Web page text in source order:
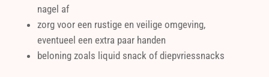
nagel af
zorg voor een rustige en veilige omgeving,
eventueel een extra paar handen
beloning zoals liquid snack of diepvriessnacks